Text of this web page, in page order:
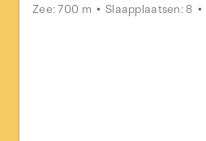
Zee: 700 m
Slaapplaatsen: 8